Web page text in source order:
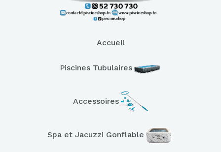
Accueil
Piscines Tubulaires
Accessoires
Spa et Jacuzzi Gonflable